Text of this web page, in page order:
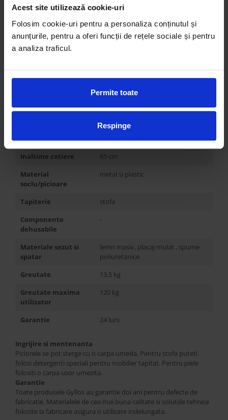
Acest site utilizează cookie-uri
Folosim cookie-uri pentru a personaliza conținutul și
anunțurile, pentru a oferi funcții de rețele sociale și pentru
a analiza traficul.
Permite toate
Respinge
Balansoar
NU
Alte variante
46 cm
Adancime de sedere
44 cm
Inaltime cotiere
65 cm
Material
soclu/picioare
metal si plastic
Tapiterie
stofa
Componente
dehusabile
-
Materiale sezut si
spatar
lemn masiv, placaj mulat , spume
poliuretanice
Greutate
13,5 kg
Greutate maxima
utilizator
120 kg
Garantie 24 luni
Ingrijire si mentenanta
Piciorele se pot sterge cu o carpa umeda. Pentru stofa puteti
folosi detergenti speciali pentru mobilier tapitat. Pentru piele
folositi o carpa usor umezita.
Garantie
Toate produsele Gyllos au garantie doi ani pentru defecte de
fabricatie. Materialele de cea mai buna calitate si solutiile tehnice
folosite la fabricare asigura o utilizare indelungata.